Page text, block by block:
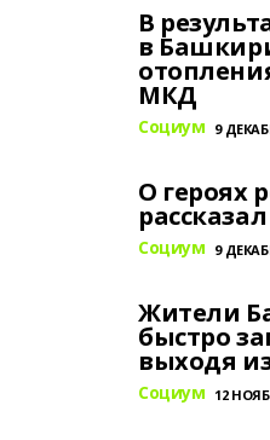
В
в
МКД
Социум 9
О героях
Социум 9
Жители
быстро
выходя
Социум 12